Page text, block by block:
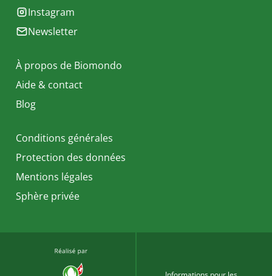
Instagram
Newsletter
À propos de Biomondo
Aide & contact
Blog
Conditions générales
Protection des données
Mentions légales
Sphère privée